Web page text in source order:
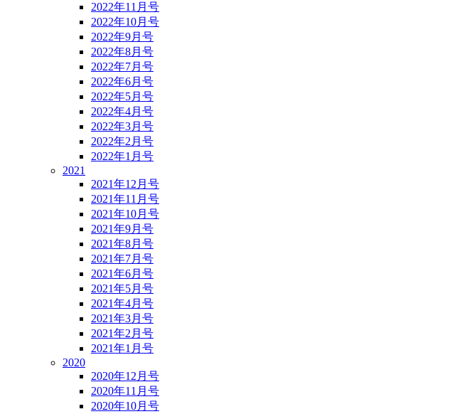
2022年11月号
2022年10月号
2022年9月号
2022年8月号
2022年7月号
2022年6月号
2022年5月号
2022年4月号
2022年3月号
2022年2月号
2022年1月号
2021
2021年12月号
2021年11月号
2021年10月号
2021年9月号
2021年8月号
2021年7月号
2021年6月号
2021年5月号
2021年4月号
2021年3月号
2021年2月号
2021年1月号
2020
2020年12月号
2020年11月号
2020年10月号